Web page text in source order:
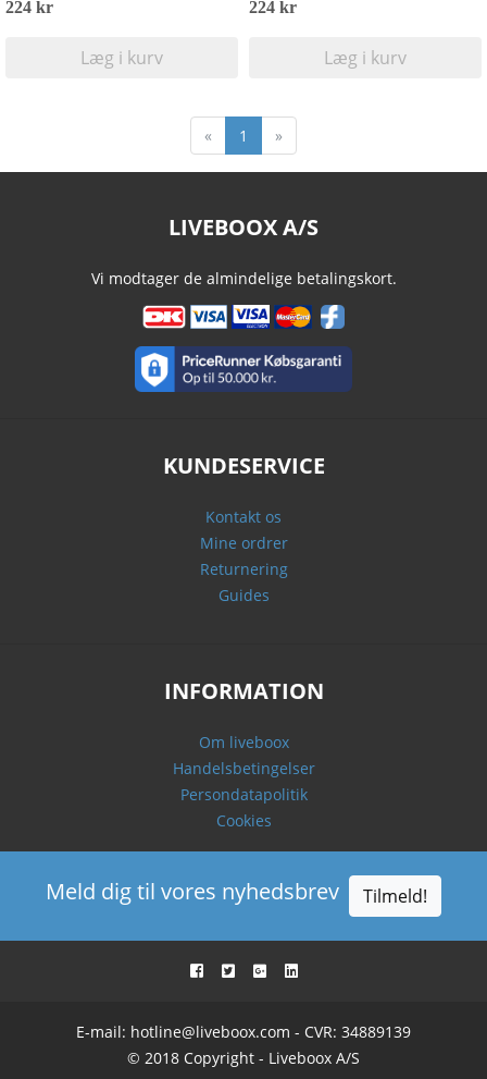
224 kr
Læg i kurv
224 kr
Læg i kurv
« 1 »
LIVEBOOX A/S
Vi modtager de almindelige betalingskort.
KUNDESERVICE
Kontakt os
Mine ordrer
Returnering
Guides
INFORMATION
Om liveboox
Handelsbetingelser
Persondatapolitik
Cookies
Meld dig til vores nyhedsbrev Tilmeld!
E-mail: hotline@liveboox.com - CVR: 34889139
© 2018 Copyright - Liveboox A/S